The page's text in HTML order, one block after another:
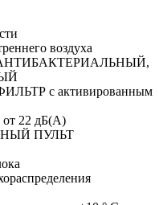
воздуха
АНТИБАКТЕРИАЛЬНЫЙ,
с активированным
22 дБ(А)
ПУЛЬТ